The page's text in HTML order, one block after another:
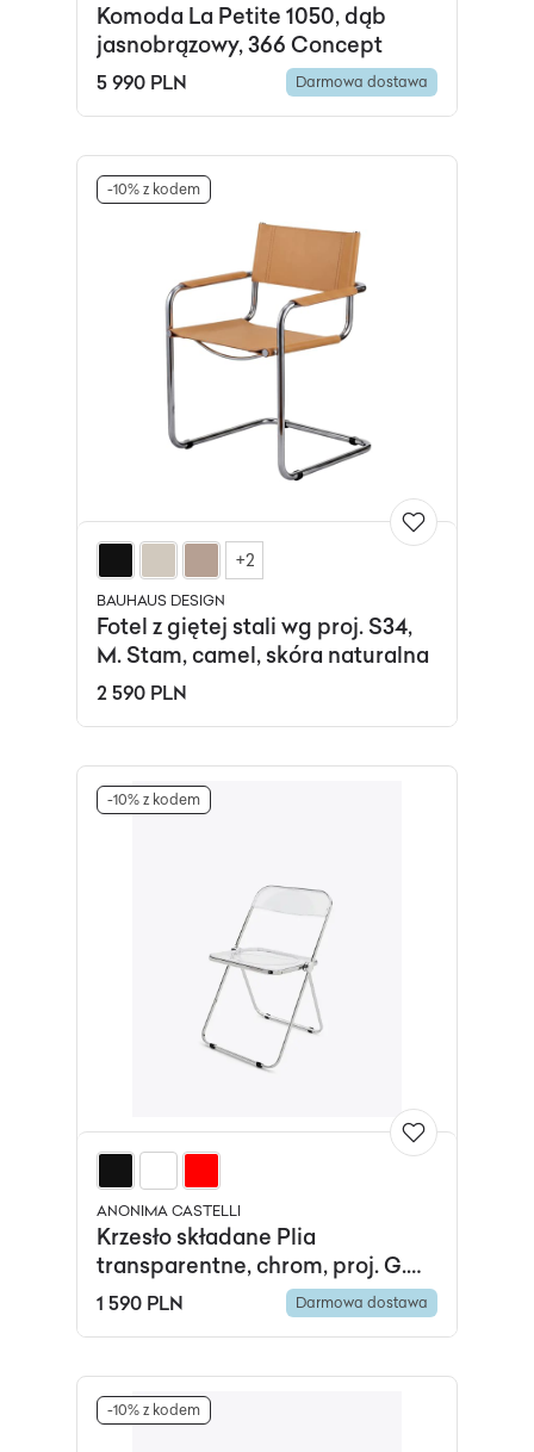
Komoda La Petite 1050, dąb
jasnobrązowy, 366 Concept
5 990 PLN Darmowa dostawa
-10% z kodem
+2
BAUHAUS DESIGN
Fotel z giętej stali wg proj. S34,
M. Stam, camel, skóra naturalna
2 590 PLN
-10% z kodem
ANONIMA CASTELLI
Krzesło składane Plia
transparentne, chrom, proj. G.
Piretti, Anonima Castelli
1 590 PLN Darmowa dostawa
-10% z kodem